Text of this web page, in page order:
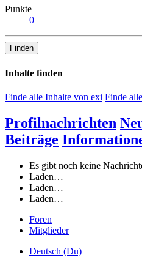
Punkte
0
Finden
Inhalte finden
Finde alle Inhalte von exi Finde
Profilnachrichten
Beiträge
Es gibt noch keine
Laden…
Laden…
Laden…
Foren
Mitglieder
Deutsch (Du)